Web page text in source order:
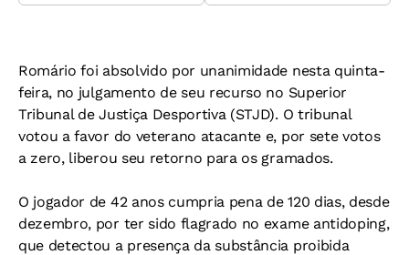
Romário foi absolvido por unanimidade nesta quinta-
feira, no julgamento de seu recurso no Superior
Tribunal de Justiça Desportiva (STJD). O tribunal
votou a favor do veterano atacante e, por sete votos
a zero, liberou seu retorno para os gramados.
O jogador de 42 anos cumpria pena de 120 dias, desde
dezembro, por ter sido flagrado no exame antidoping,
que detectou a presença da substância proibida